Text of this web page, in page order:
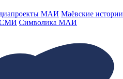
МАИ Маёвские
СМИ Символика МАИ